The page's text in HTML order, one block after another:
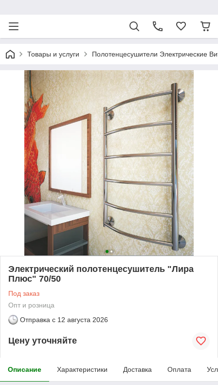
Товары и услуги Полотенцесушители Электрические
Электрический полотенцесушитель "Лира
Плюс" 70/50
Под заказ
Опт и розница
Отправка с 12 августа 2026
Цену уточняйте
Описание Характеристики Доставка Оплата